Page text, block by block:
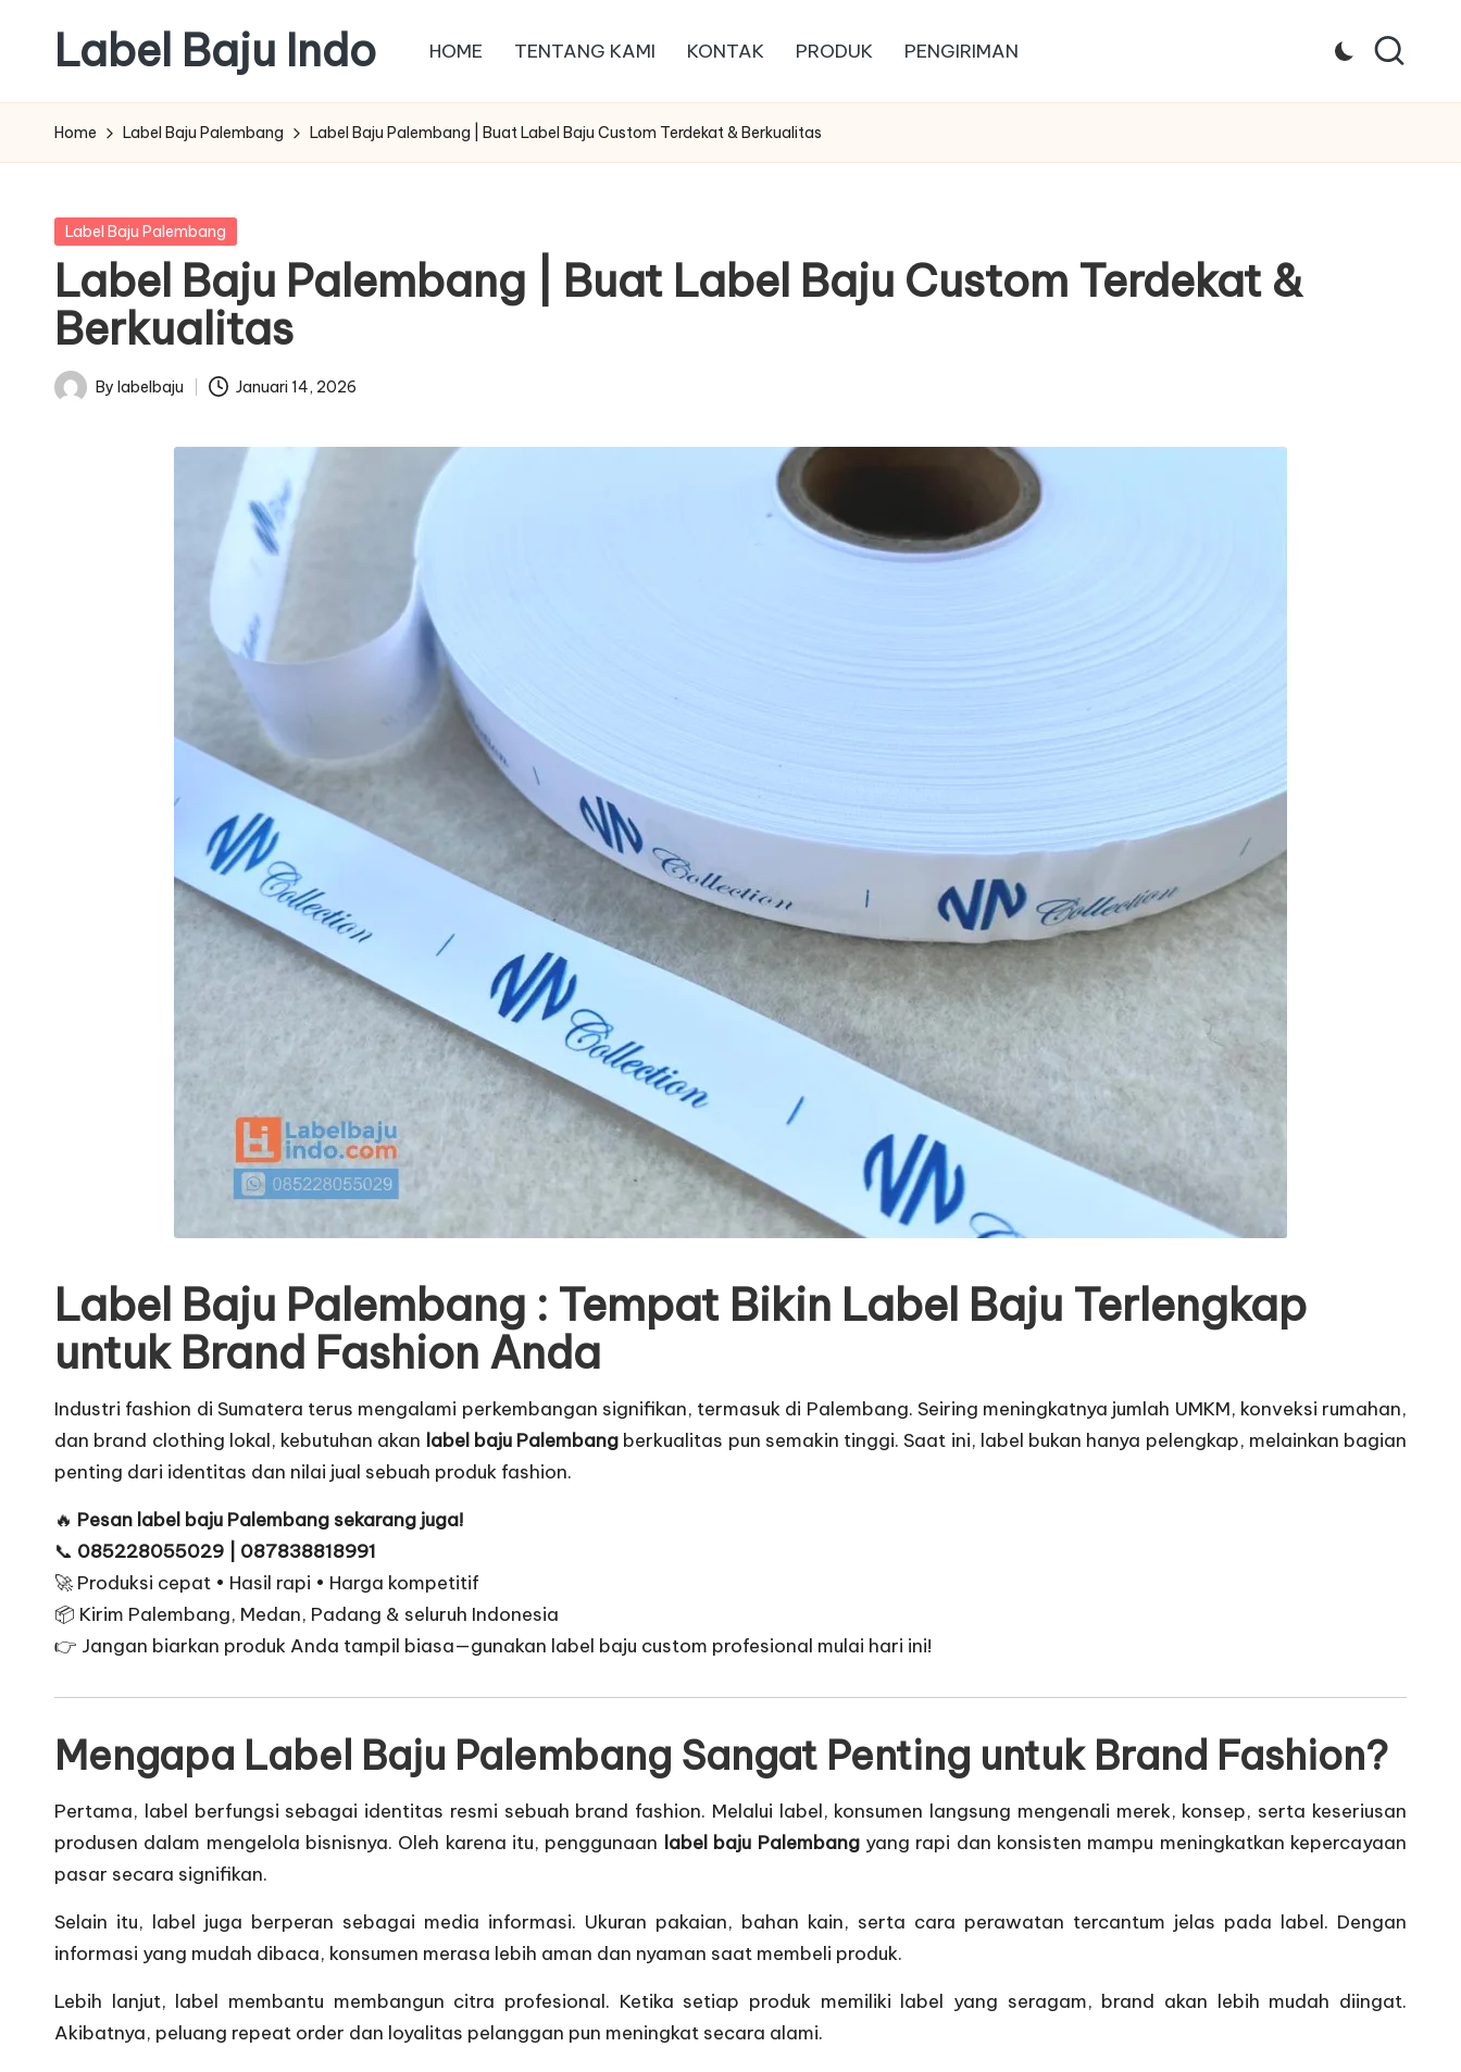
content
Label Baju Indo HOME TENTANG KAMI KONTAK PRODUK PENGIRIMAN
Home Label Baju Palembang Label Baju Palembang | Buat Label Baju Custom Terdekat & Berkualitas
Posted
Label Baju Palembang
Label Baju Palembang | Buat Label Baju Custom Terdekat &
Berkualitas
Posted
By labelbaju Januari 14, 2026
Label Baju Palembang : Tempat Bikin Label Baju Terlengkap
untuk Brand Fashion Anda
Industri fashion di Sumatera terus mengalami perkembangan signifikan, termasuk di Palembang. Seiring meningkatnya jumlah UMKM, konveksi rumahan,
dan brand clothing lokal, kebutuhan akan label baju Palembang berkualitas pun semakin tinggi. Saat ini, label bukan hanya pelengkap, melainkan bagian
penting dari identitas dan nilai jual sebuah produk fashion.
🔥 Pesan label baju Palembang sekarang juga!
📞 085228055029 | 087838818991
🚀 Produksi cepat • Hasil rapi • Harga kompetitif
📦 Kirim Palembang, Medan, Padang & seluruh Indonesia
👉 Jangan biarkan produk Anda tampil biasa—gunakan label baju custom profesional mulai hari ini!
Mengapa Label Baju Palembang Sangat Penting untuk Brand Fashion?
Pertama, label berfungsi sebagai identitas resmi sebuah brand fashion. Melalui label, konsumen langsung mengenali merek, konsep, serta keseriusan
produsen dalam mengelola bisnisnya. Oleh karena itu, penggunaan label baju Palembangyang rapi dan konsisten mampu meningkatkan kepercayaan
pasar secara signifikan.
Selain itu, label juga berperan sebagai media informasi. Ukuran pakaian, bahan kain, serta cara perawatan tercantum jelas pada label. Dengan
informasi yang mudah dibaca, konsumen merasa lebih aman dan nyaman saat membeli produk.
Lebih lanjut, label membantu membangun citra profesional. Ketika setiap produk memiliki label yang seragam, brand akan lebih mudah diingat.
Akibatnya, peluang repeat order dan loyalitas pelanggan pun meningkat secara alami.